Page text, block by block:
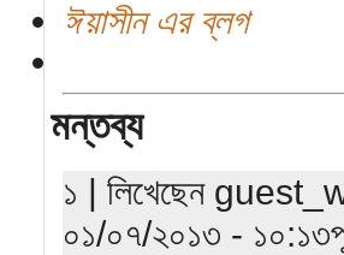
ঈয়াসীন এর ব্লগ
মন্তব্য
১ | লিখেছেন
০১/০৭/২০১৩ -